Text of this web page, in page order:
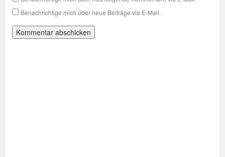
Benachrichtige mich über neue Beiträge via E-Mail.